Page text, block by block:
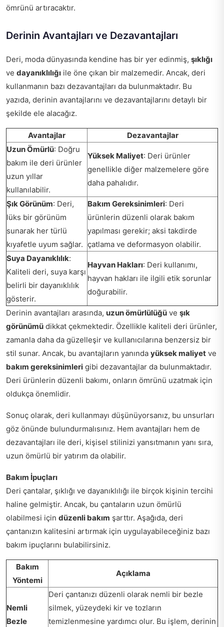
ömrünü artıracaktır.
Derinin Avantajları ve Dezavantajları
Deri, moda dünyasında kendine has bir yer edinmiş, şıklığı
ve dayanıklılığı ile öne çıkan bir malzemedir. Ancak, deri
kullanmanın bazı dezavantajları da bulunmaktadır. Bu
yazıda, derinin avantajlarını ve dezavantajlarını detaylı bir
şekilde ele alacağız.
Avantajlar
Dezavantajlar
Uzun Ömürlü: Doğru
bakım ile deri ürünler
uzun yıllar
kullanılabilir.
Yüksek Maliyet: Deri ürünler
genellikle diğer malzemelere göre
daha pahalıdır.
Şık Görünüm: Deri,
lüks bir görünüm
sunarak her türlü
kıyafetle uyum sağlar.
Bakım Gereksinimleri: Deri
ürünlerin düzenli olarak bakım
yapılması gerekir; aksi takdirde
çatlama ve deformasyon olabilir.
Suya Dayanıklılık:
Kaliteli deri, suya karşı
belirli bir dayanıklılık
gösterir.
Hayvan Hakları: Deri kullanımı,
hayvan hakları ile ilgili etik sorunlar
doğurabilir.
Derinin avantajları arasında, uzun ömürlülüğü ve şık
görünümü dikkat çekmektedir. Özellikle kaliteli deri ürünler,
zamanla daha da güzelleşir ve kullanıcılarına benzersiz bir
stil sunar. Ancak, bu avantajların yanında yüksek maliyet ve
bakım gereksinimleri gibi dezavantajlar da bulunmaktadır.
Deri ürünlerin düzenli bakımı, onların ömrünü uzatmak için
oldukça önemlidir.
Sonuç olarak, deri kullanmayı düşünüyorsanız, bu unsurları
göz önünde bulundurmalısınız. Hem avantajları hem de
dezavantajları ile deri, kişisel stilinizi yansıtmanın yanı sıra,
uzun ömürlü bir yatırım da olabilir.
Bakım İpuçları
Deri çantalar, şıklığı ve dayanıklılığı ile birçok kişinin tercihi
haline gelmiştir. Ancak, bu çantaların uzun ömürlü
olabilmesi için düzenli bakım şarttır. Aşağıda, deri
çantanızın kalitesini artırmak için uygulayabileceğiniz bazı
bakım ipuçlarını bulabilirsiniz.
Bakım
Yöntemi
Açıklama
Nemli
Bezle
Deri çantanızı düzenli olarak nemli bir bezle
silmek, yüzeydeki kir ve tozların
temizlenmesine yardımcı olur. Bu işlem, derinin